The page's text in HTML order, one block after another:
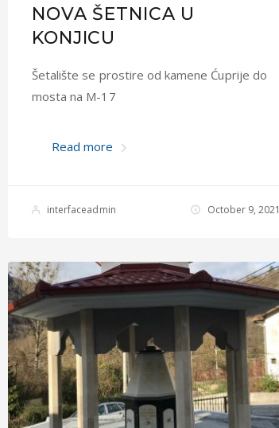
NOVA ŠETNICA U
KONJICU
Šetalište se prostire od kamene Ćuprije do
mosta na M-17
Read more
interfaceadmin October 9, 2021